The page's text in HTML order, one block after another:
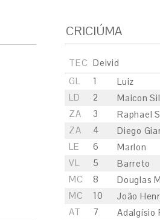
CRICIÚMA
TEC Deivid
GL
1
Luiz
LD
2
Maicon
ZA
3
Raphael
ZA
4
Diego
LE
6
Marlon
VL
5
Barreto
MC
8
Douglas
MC
10
João
AT
7
Adalgísio